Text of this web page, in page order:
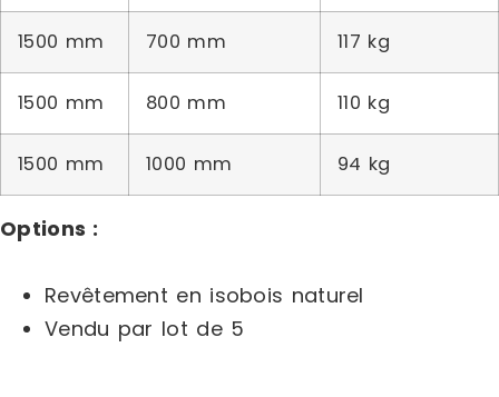
1500 mm 700 mm 117 kg
1500 mm 800 mm 110 kg
1500 mm 1000 mm 94 kg
Options :
Revêtement en isobois naturel
Vendu par lot de 5